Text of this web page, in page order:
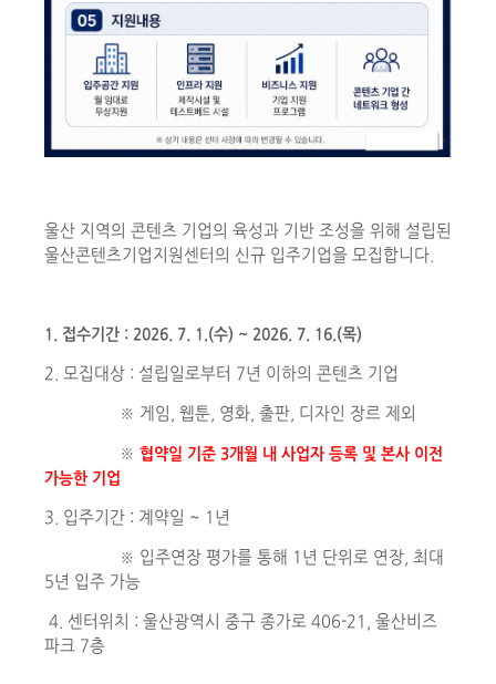
울산 지역의 콘텐츠 기업의 육성과 기반 조성을 위해 설립된
울산콘텐츠기업지원센터의 신규 입주기업을 모집합니다.
1. 접수기간 : 2026. 7. 1.(수) ~ 2026. 7. 16.(목)
2. 모집대상 : 설립일로부터 7년 이하의 콘텐츠 기업
※ 게임, 웹툰, 영화, 출판, 디자인 장르 제외
※ 협약일 기준 3개월 내 사업자 등록 및 본사 이전
가능한 기업
3. 입주기간 : 계약일 ~ 1년
※ 입주연장 평가를 통해 1년 단위로 연장, 최대
5년 입주 가능
4. 센터위치 : 울산광역시 중구 종가로 406-21, 울산비즈
파크 7층